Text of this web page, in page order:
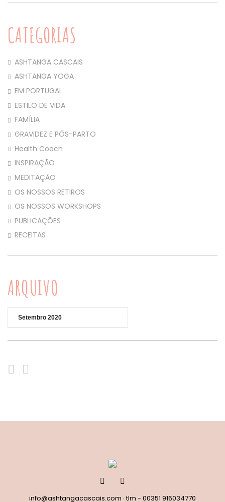
CATEGORIAS
ASHTANGA CASCAIS
ASHTANGA YOGA
EM PORTUGAL
ESTILO DE VIDA
FAMÍLIA
GRAVIDEZ E PÓS-PARTO
Health Coach
INSPIRAÇÃO
MEDITAÇÃO
OS NOSSOS RETIROS
OS NOSSOS WORKSHOPS
PUBLICAÇÕES
RECEITAS
ARQUIVO
Arquivo
info@ashtangacascais.com · tlm - 00351 916034770